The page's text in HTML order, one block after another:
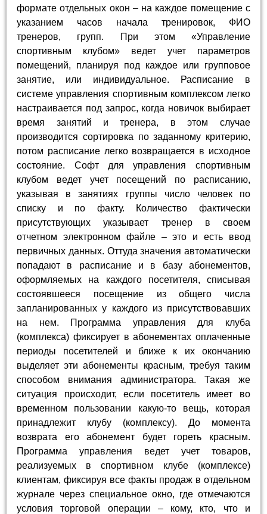
формате отдельных окон – на каждое помещение с
указанием часов начала тренировок, ФИО
тренеров, групп. При этом «Управление
спортивным клубом» ведет учет параметров
помещений, планируя под каждое или групповое
занятие, или индивидуальное. Расписание в
системе управления спортивным комплексом легко
настраивается под запрос, когда новичок выбирает
время занятий и тренера, в этом случае
производится сортировка по заданному критерию,
потом расписание легко возвращается в исходное
состояние. Софт для управления спортивным
клубом ведет учет посещений по расписанию,
указывая в занятиях группы число человек по
списку и по факту. Количество фактически
присутствующих указывает тренер в своем
отчетном электронном файле – это и есть ввод
первичных данных. Оттуда значения автоматически
попадают в расписание и в базу абонементов,
оформляемых на каждого посетителя, списывая
состоявшееся посещение из общего числа
запланированных у каждого из присутствовавших
на нем. Программа управления для клуба
(комплекса) фиксирует в абонементах оплаченные
периоды посетителей и ближе к их окончанию
выделяет эти абонементы красным, требуя таким
способом внимания администратора. Такая же
ситуация происходит, если посетитель имеет во
временном пользовании какую-то вещь, которая
принадлежит клубу (комплексу). До момента
возврата его абонемент будет гореть красным.
Программа управления ведет учет товаров,
реализуемых в спортивном клубе (комплексе)
клиентам, фиксируя все факты продаж в отдельном
журнале через специальное окно, где отмечаются
условия торговой операции – кому, кто, что и